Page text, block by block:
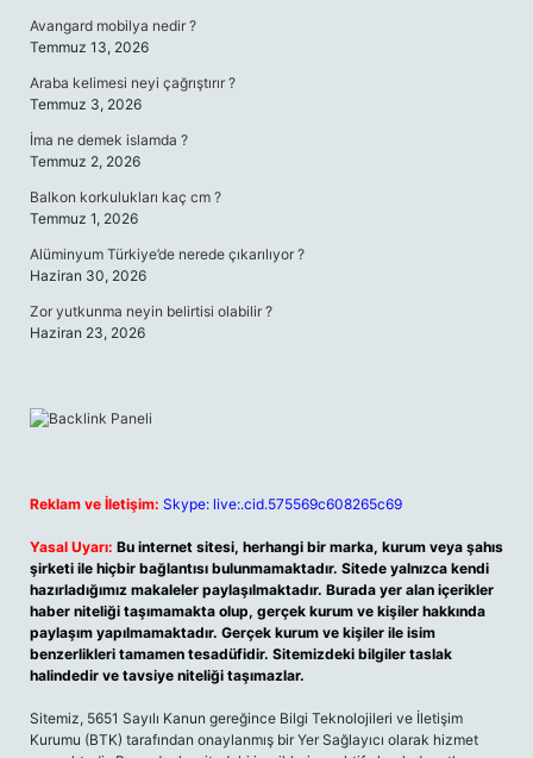
Avangard mobilya nedir ?
Temmuz 13, 2026
Araba kelimesi neyi çağrıştırır ?
Temmuz 3, 2026
İma ne demek islamda ?
Temmuz 2, 2026
Balkon korkulukları kaç cm ?
Temmuz 1, 2026
Alüminyum Türkiye’de nerede çıkarılıyor ?
Haziran 30, 2026
Zor yutkunma neyin belirtisi olabilir ?
Haziran 23, 2026
Reklam ve İletişim: Skype: live:.cid.575569c608265c69
Yasal Uyarı: Bu internet sitesi, herhangi bir marka, kurum veya şahıs
şirketi ile hiçbir bağlantısı bulunmamaktadır. Sitede yalnızca kendi
hazırladığımız makaleler paylaşılmaktadır. Burada yer alan içerikler
haber niteliği taşımamakta olup, gerçek kurum ve kişiler hakkında
paylaşım yapılmamaktadır. Gerçek kurum ve kişiler ile isim
benzerlikleri tamamen tesadüfidir. Sitemizdeki bilgiler taslak
halindedir ve tavsiye niteliği taşımazlar.
Sitemiz, 5651 Sayılı Kanun gereğince Bilgi Teknolojileri ve İletişim
Kurumu (BTK) tarafından onaylanmış bir Yer Sağlayıcı olarak hizmet